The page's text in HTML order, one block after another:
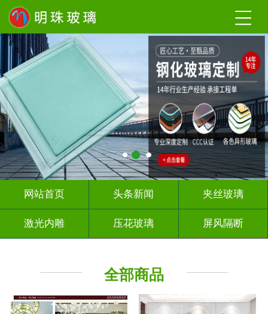
网站首页 头条新闻 夹丝玻璃
激光内雕 压花玻璃 屏风隔断
全部商品